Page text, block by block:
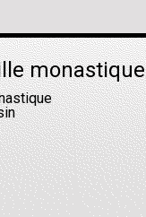
monastique